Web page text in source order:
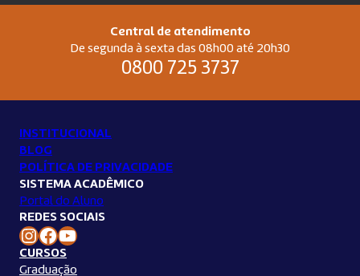
Central de atendimento
De segunda à sexta das 08h00 até 20h30
0800 725 3737
INSTITUCIONAL
BLOG
POLÍTICA DE PRIVACIDADE
SISTEMA ACADÊMICO
Portal do Aluno
REDES SOCIAIS
Instagram Unilins Facebook Unilins Youtube Unilins
CURSOS
Graduação